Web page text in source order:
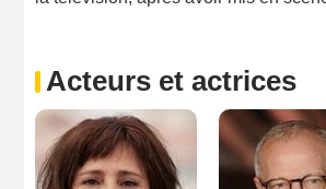
Acteurs et actrices